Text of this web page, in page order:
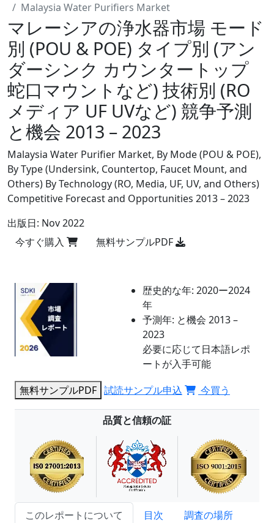
Malaysia Water Purifiers Market
マレーシアの浄水器市場 モード
別 (POU & POE) タイプ別 (アン
ダーシンク カウンタートップ
蛇口マウントなど) 技術別 (RO
メディア UF UVなど) 競争予測
と機会 2013 – 2023
Malaysia Water Purifier Market, By Mode (POU & POE),
By Type (Undersink, Countertop, Faucet Mount, and
Others) By Technology (RO, Media, UF, UV, and Others)
Competitive Forecast and Opportunities 2013 – 2023
出版日: Nov 2022
今すぐ購入
無料サンプルPDF
歴史的な年: 2020ー2024
年
予測年: と機会 2013 –
2023
必要に応じて日本語レポ
ートが入手可能
無料サンプルPDF 試読サンプル申込 今買う
品質と信頼の証
このレポートについて 目次
調査の場所